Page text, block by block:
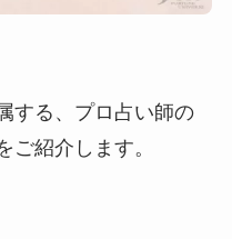
する、プロ占い師の
ご紹介します。